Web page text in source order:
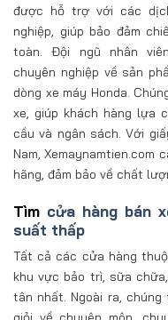
được hỗ trợ với các
nghiệp, giúp bảo đảm
toàn. Đội ngũ nhân
chuyên nghiệp về sản
dòng xe máy Honda.
xe, giúp khách hàng lựa
cầu và ngân sách. Với
Nam, Xemaynamtien.com
hãng, đảm bảo về chất
Tìm cửa hàng bán
suất thấp
Tất cả các cửa hàng
khu vực bảo trì, sữa
tân nhất. Ngoài ra,